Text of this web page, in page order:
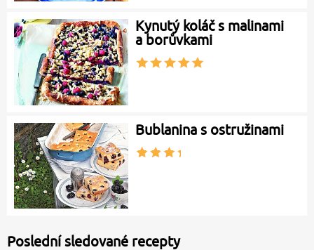
Kynutý koláč s malinami
a borůvkami
Bublanina s ostružinami
Poslední sledované recepty